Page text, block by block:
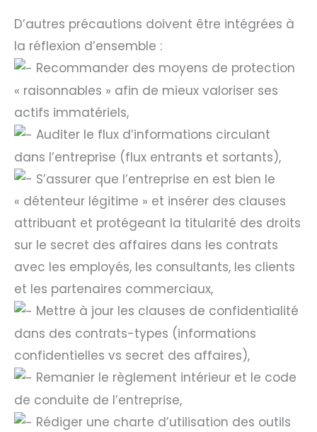
D’autres précautions doivent être intégrées à
la réflexion d’ensemble :
Recommander des moyens de protection
« raisonnables » afin de mieux valoriser ses
actifs immatériels,
Auditer le flux d’informations circulant
dans l’entreprise (flux entrants et sortants),
S’assurer que l’entreprise en est bien le
« détenteur légitime » et insérer des clauses
attribuant et protégeant la titularité des droits
sur le secret des affaires dans les contrats
avec les employés, les consultants, les clients
et les partenaires commerciaux,
Mettre à jour les clauses de confidentialité
dans des contrats-types (informations
confidentielles vs secret des affaires),
Remanier le règlement intérieur et le code
de conduite de l’entreprise,
Rédiger une charte d’utilisation des outils